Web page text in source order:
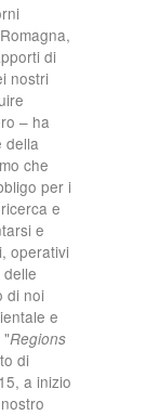
di
nostri
– ha
della
che
per i
e
e
operativi
di noi
e
Regions
di
a inizio